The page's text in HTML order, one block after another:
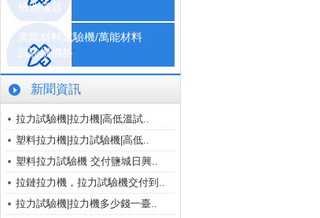
檢測儀器
萬能材料試驗機/萬能材料
試驗機價格
新聞資訊
拉力試驗機|拉力機|高低溫試..
塑料拉力機|拉力試驗機|高低..
塑料拉力試驗機 交付鹽城日興..
拉鏈拉力機，拉力試驗機交付到..
拉力試驗機|拉力機多少錢一臺..